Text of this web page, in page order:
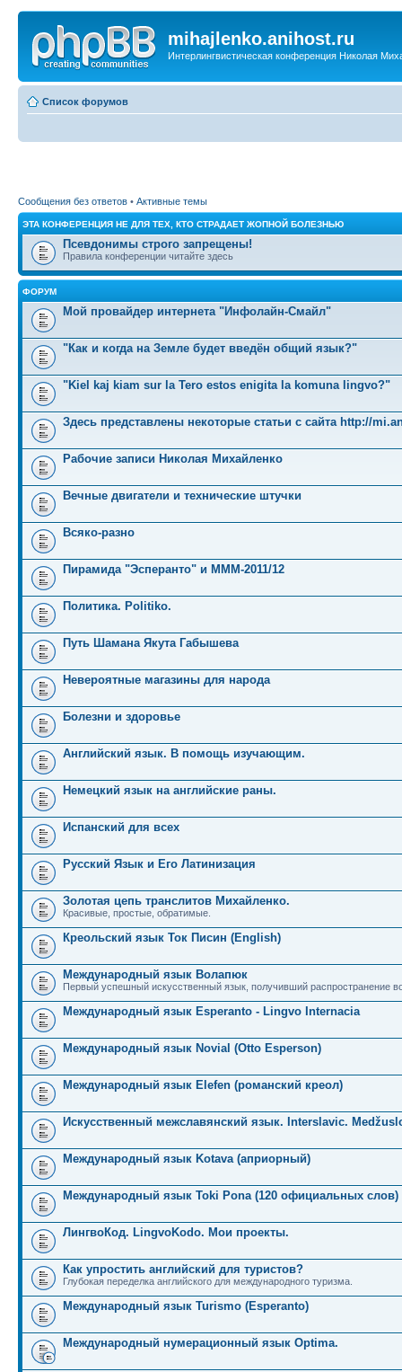
mihajlenko.anihost.ru
Интерлингвистическая конференция Николая
Список форумов
Сообщения без ответов • Активные темы
ЭТА КОНФЕРЕНЦИЯ НЕ ДЛЯ ТЕХ, КТО СТРАДАЕТ ЖОПНОЙ БОЛЕЗНЬЮ
Псевдонимы строго запрещены!
Правила конференции читайте здесь
ФОРУМ
Мой провайдер интернета "Инфолайн-Смайл"
"Как и когда на Земле будет введён общий язык?"
"Kiel kaj kiam sur la Tero estos enigita la komuna lingvo?"
Здесь представлены некоторые статьи с сайта http://
Рабочие записи Николая Михайленко
Вечные двигатели и технические штучки
Всяко-разно
Пирамида "Эсперанто" и MMM-2011/12
Политика. Politiko.
Путь Шамана Якута Габышева
Невероятные магазины для народа
Болезни и здоровье
Английский язык. В помощь изучающим.
Немецкий язык на английские раны.
Испанский для всех
Русский Язык и Его Латинизация
Золотая цепь транслитов Михайленко.
Красивые, простые, обратимые.
Креольский язык Ток Писин (English)
Международный язык Волапюк
Первый успешный искусственный язык, получивший распространение
Международный язык Esperanto - Lingvo Internacia
Международный язык Novial (Otto Esperson)
Международный язык Elefen (романский креол)
Искусственный межславянский язык. Interslavic.
Международный язык Kotava (априорный)
Международный язык Toki Pona (120 официальных слов)
ЛингвоКод. LingvoKodo. Мои проекты.
Как упростить английский для туристов?
Глубокая переделка английского для международного туризма.
Международный язык Turismo (Esperanto)
Международный нумерационный язык Optima.